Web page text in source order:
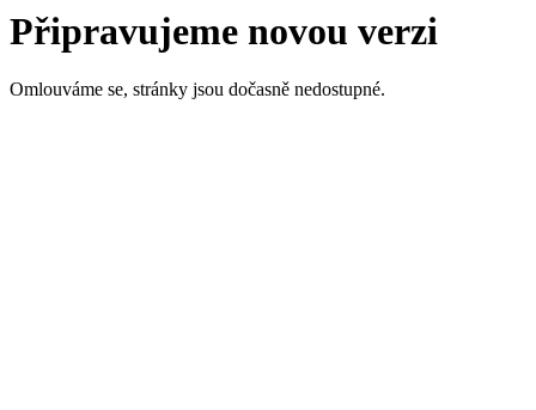
Připravujeme novou verzi
Omlouváme se, stránky jsou dočasně nedostupné.